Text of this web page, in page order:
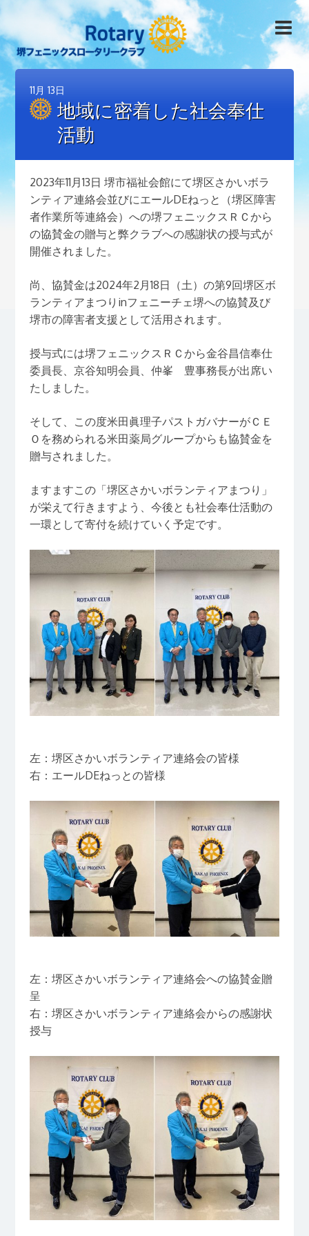
11月 13日
地域に密着した社会奉仕
活動
2023年11月13日 堺市福祉会館にて堺区さかいボラ
ンティア連絡会並びにエールDEねっと（堺区障害
者作業所等連絡会）への堺フェニックスＲＣから
の協賛金の贈与と弊クラブへの感謝状の授与式が
開催されました。
尚、協賛金は2024年2月18日（土）の第9回堺区ボ
ランティアまつりinフェニーチェ堺への協賛及び
堺市の障害者支援として活用されます。
授与式には堺フェニックスＲＣから金谷昌信奉仕
委員長、京谷知明会員、仲峯 豊事務長が出席い
たしました。
そして、この度米田眞理子パストガバナーがＣＥ
Ｏを務められる米田薬局グループからも協賛金を
贈与されました。
ますますこの「堺区さかいボランティアまつり」
が栄えて行きますよう、今後とも社会奉仕活動の
一環として寄付を続けていく予定です。
左：堺区さかいボランティア連絡会の皆様
右：エールDEねっとの皆様
左：堺区さかいボランティア連絡会への協賛金贈
呈
右：堺区さかいボランティア連絡会からの感謝状
授与